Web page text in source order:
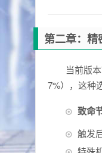
第二章：精
当前版
7%），这种
致命
触发